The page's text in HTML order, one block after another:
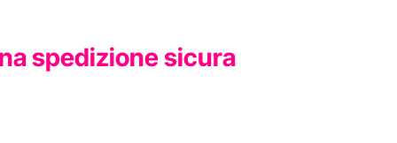
spedizione sicura